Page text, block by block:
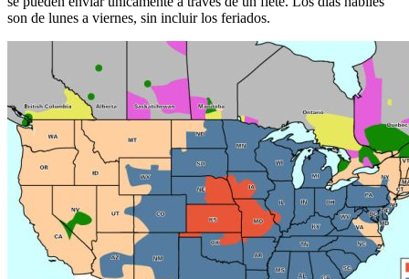
son de lunes a viernes, sin incluir los feriados.